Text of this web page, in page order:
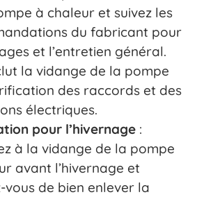
à chaleur et suivez les
du fabricant pour
et l’entretien général.
la vidange de la pompe
des raccords et des
électriques.
pour l’hivernage :
à la vidange de la pompe
avant l’hivernage et
vous de bien enlever la